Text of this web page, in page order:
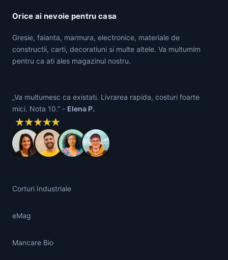
Orice ai nevoie pentru casa
Gresie, faianta, marmura, electronice, materiale de
constructii, carti, decoratiuni si multe altele. Va multumim
pentru ca ati ales magazinul nostru.
„Va multumesc ca existati. Livrarea rapida, costuri foarte
mici. Nota 10.” - Elena P.
Corturi Industriale
eMag
Mancare Bio